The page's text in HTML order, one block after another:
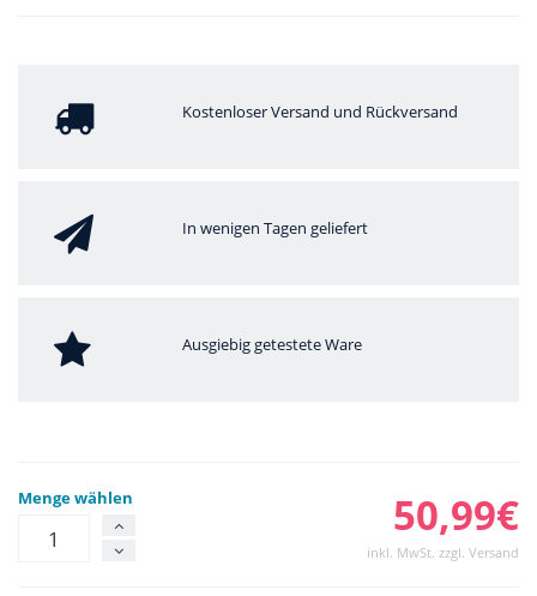
Kostenloser Versand und Rückversand
In wenigen Tagen geliefert
Ausgiebig getestete Ware
Menge wählen 50,99€
inkl. MwSt. zzgl. Versand